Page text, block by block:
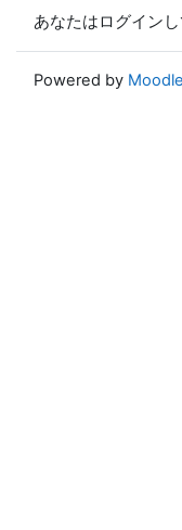
あなたはログイン
Powered by Moodle